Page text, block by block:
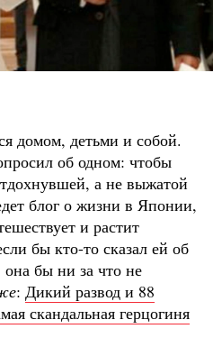
домом, детьми и собой.
об одном: чтобы
а не выжатой
блог о жизни в Японии,
и растит
бы кто-то сказал ей об
она бы ни за что не
: Дикий развод и 88
скандальная герцогиня